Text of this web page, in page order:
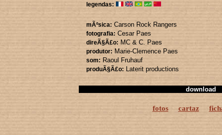
legendas:
mÃºsica: Carson Rock Rangers
fotografia: Cesar Paes
direÃ§Ã£o: MC & C. Paes
produtor: Marie-Clemence Paes
som: Raoul Fruhauf
produÃ§Ã£o: Laterit productions
download
fotos cartaz